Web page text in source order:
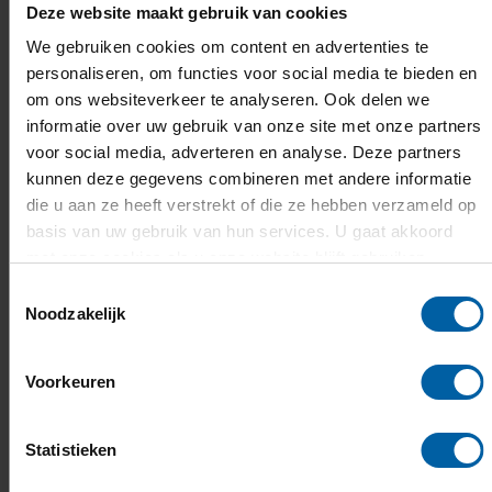
Deze website maakt gebruik van cookies
We gebruiken cookies om content en advertenties te
personaliseren, om functies voor social media te bieden en
om ons websiteverkeer te analyseren. Ook delen we
informatie over uw gebruik van onze site met onze partners
voor social media, adverteren en analyse. Deze partners
kunnen deze gegevens combineren met andere informatie
die u aan ze heeft verstrekt of die ze hebben verzameld op
basis van uw gebruik van hun services. U gaat akkoord
Noodzakelijk
Voorkeuren
Statistieken
Stap 3: Doe mee aan de selectiedag op
de campus (face to face)
Stap 4. Maak je inschrijving compleet;
betaling van collegegeld
Gedurende het hele proces van aanmelding, selectie en
Lees daarom regelmatig je berichten en onderneem